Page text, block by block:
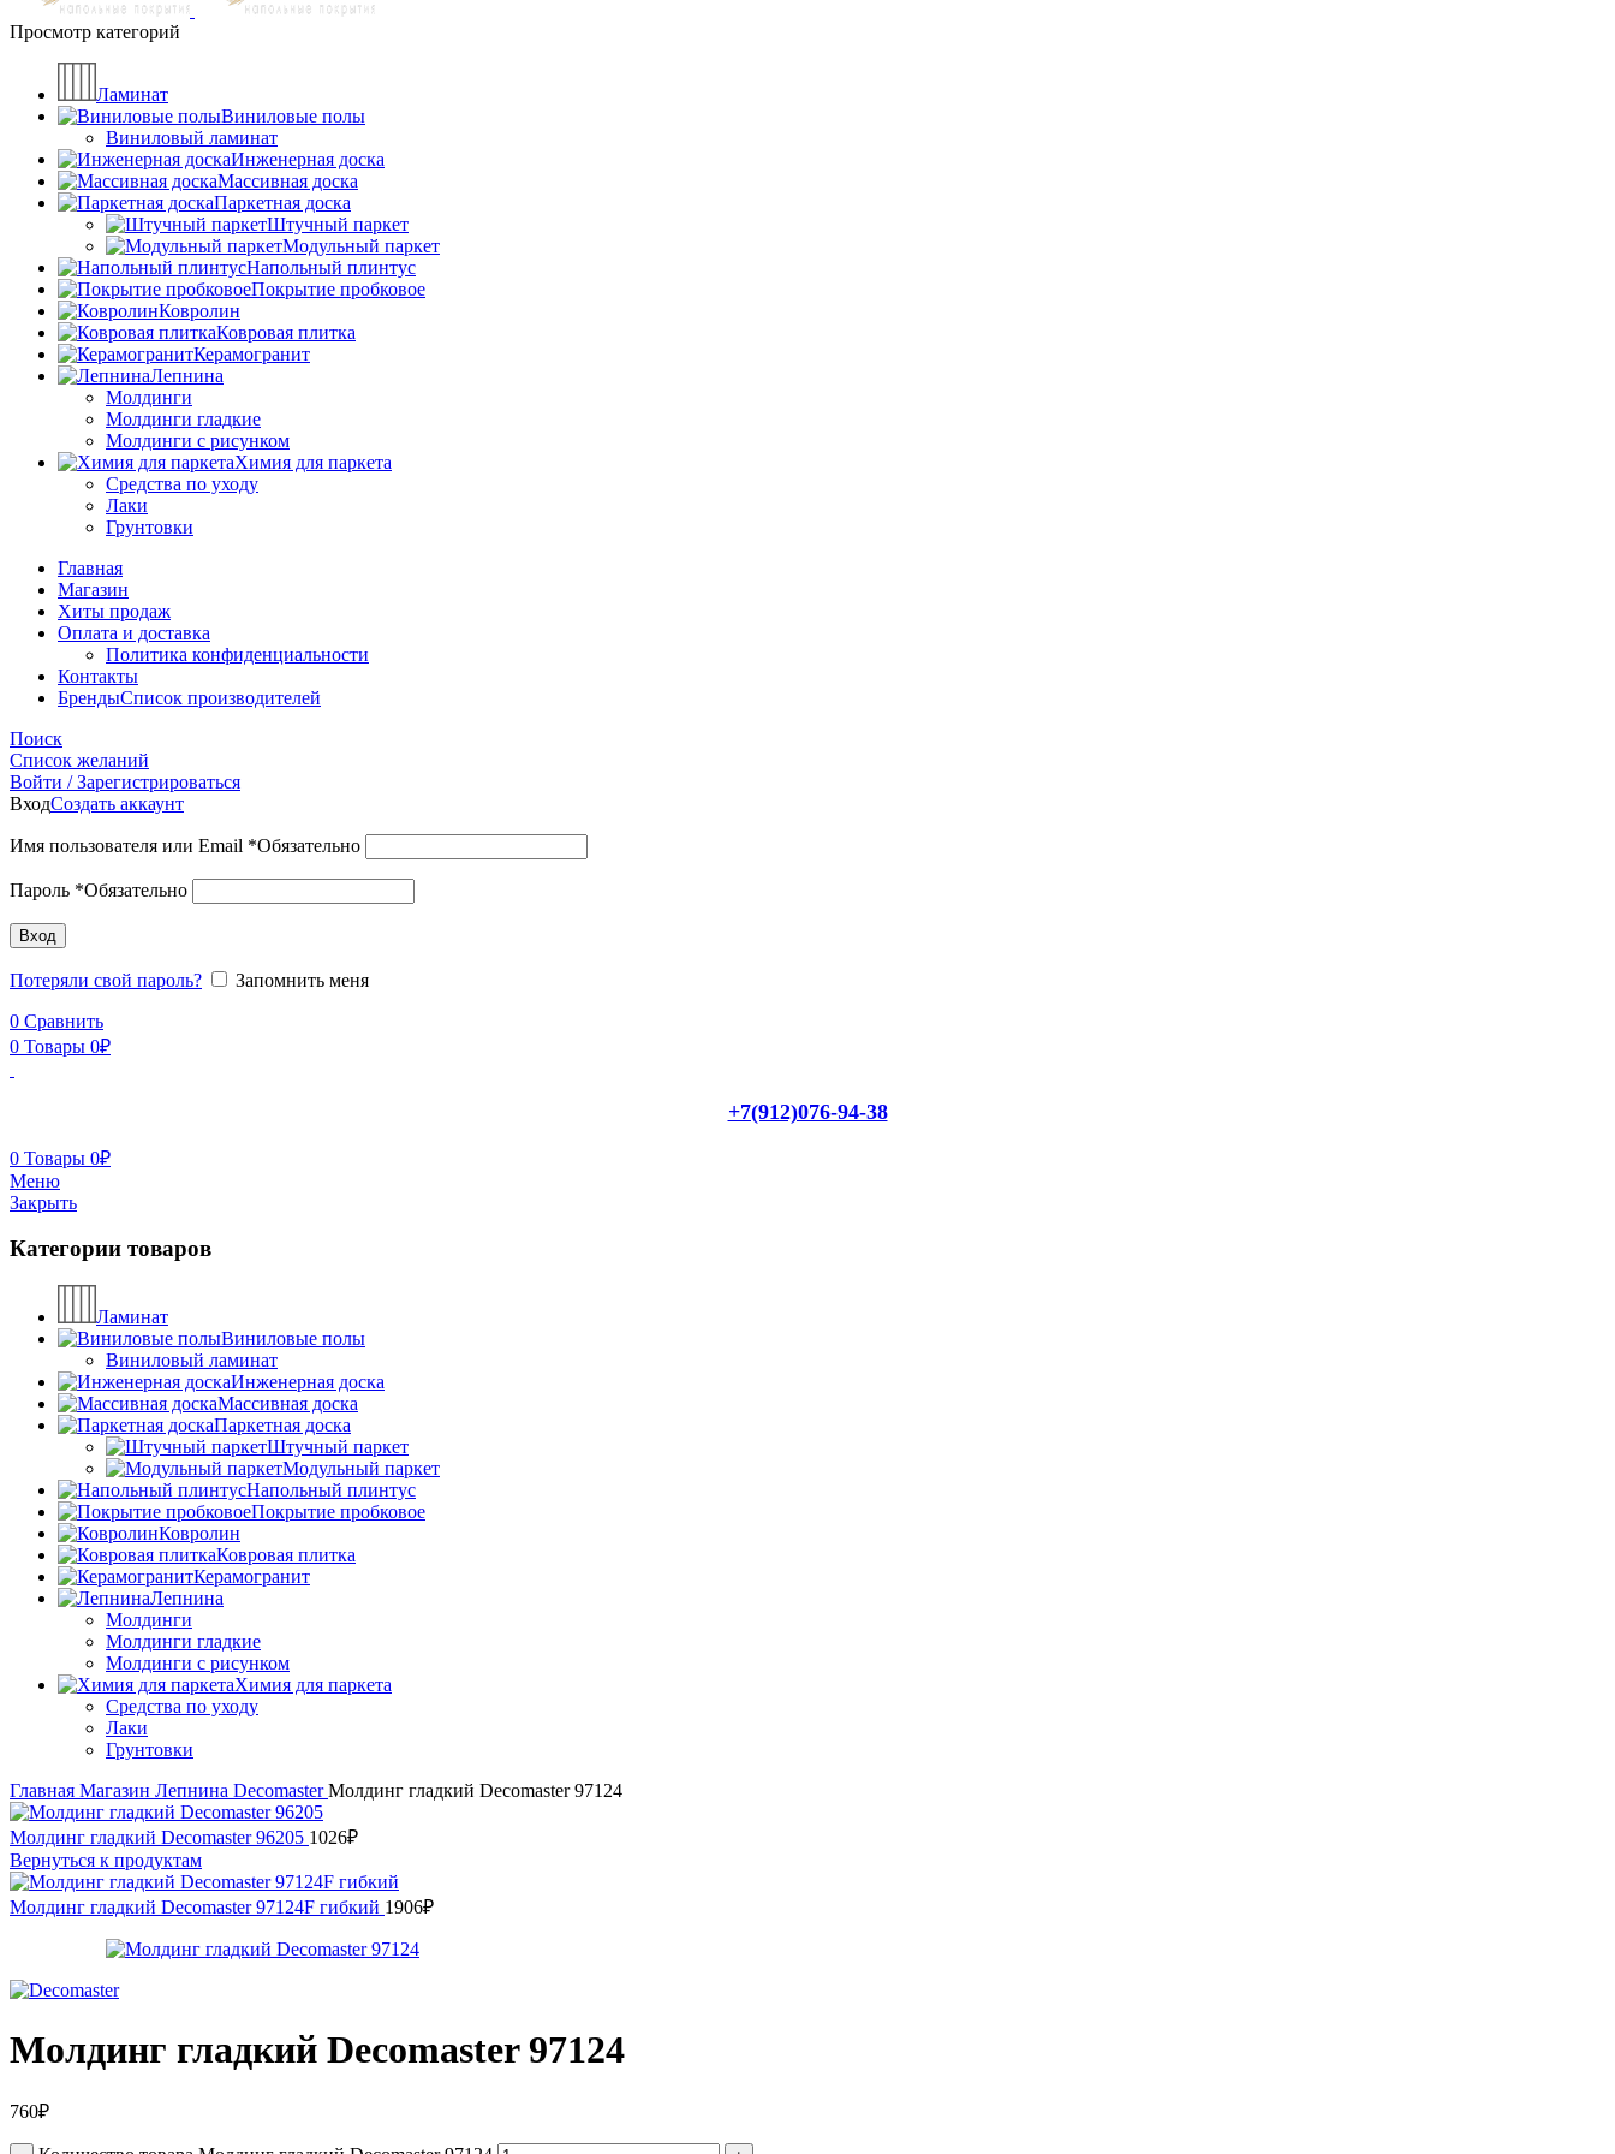
Просмотр категорий
Ламинат
Виниловые полы
Виниловый ламинат
Инженерная доска
Массивная доска
Паркетная доска
Штучный паркет
Модульный паркет
Напольный плинтус
Покрытие пробковое
Ковролин
Ковровая плитка
Керамогранит
Лепнина
Молдинги
Молдинги гладкие
Молдинги с рисунком
Химия для паркета
Средства по уходу
Лаки
Грунтовки
Главная
Магазин
Хиты продаж
Оплата и доставка
Политика конфиденциальности
Контакты
БрендыСписок производителей
Поиск
Список желаний
Войти / Зарегистрироваться
ВходСоздать аккаунт
Имя пользователя или Email *Обязательно
Пароль *Обязательно
Вход
Потеряли свой пароль?
Запомнить меня
0 Сравнить
0 Товары 0₽
+7(912)076-94-38
0 Товары 0₽
Меню
Закрыть
Категории товаров
Ламинат
Виниловые полы
Виниловый ламинат
Инженерная доска
Массивная доска
Паркетная доска
Штучный паркет
Модульный паркет
Напольный плинтус
Покрытие пробковое
Ковролин
Ковровая плитка
Керамогранит
Лепнина
Молдинги
Молдинги гладкие
Молдинги с рисунком
Химия для паркета
Средства по уходу
Лаки
Грунтовки
Главная Магазин Лепнина DecomasterМолдинг гладкий Decomaster 97124
Молдинг гладкий Decomaster 96205 1026₽
Вернуться к продуктам
Молдинг гладкий Decomaster 97124F гибкий 1906₽
Молдинг гладкий Decomaster 97124
760₽